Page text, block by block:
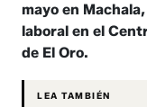
mayo en
laboral en el
de El Oro.
LEA TAMBIÉN